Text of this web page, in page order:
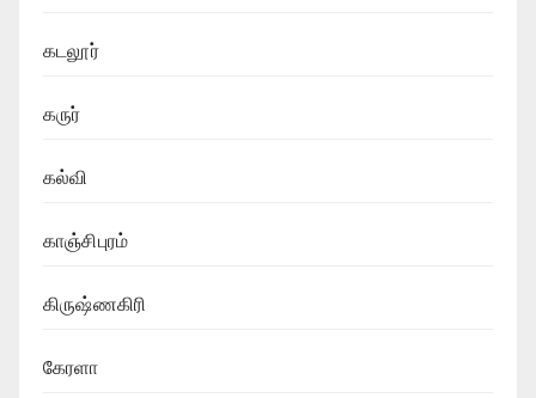
கடலூர்
கருர்
கல்வி
காஞ்சிபுரம்
கிருஷ்ணகிரி
கேரளா